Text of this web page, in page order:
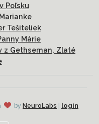
Poľsku
Tešiteliek
Márie
z Gethseman, Zlaté
by NeuroLabs login